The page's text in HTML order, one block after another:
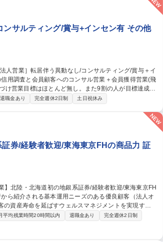
サルティング/賞与+インセン有 その他
け営業目標はほとんど無し。また9割の人が目標達成す
援を行う事ができ、売り切り営業では無いことから自
の対峙機会が多く様々なスキル向上が期待できま
/コンサルティング/賞与＋インセン有
退職金あり 完全週休2日制 土日祝休み
券/経験者歓迎/東海東京FHの商品力 証
資産寿命を延ばすウェルスマネジメントを実現する
的かつ質の高い提案に専念できます。東海東京FHの
リオを構築してください。ノルマに追われる回転売
平均残業時間20時間以内 退職金あり
完全週休2日制